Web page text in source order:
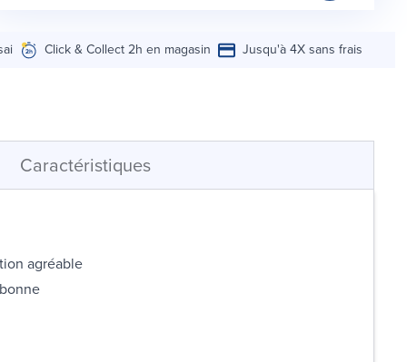
Click & Collect 2h en magasin Jusqu'à 4X sans frais
Caractéristiques
agréable